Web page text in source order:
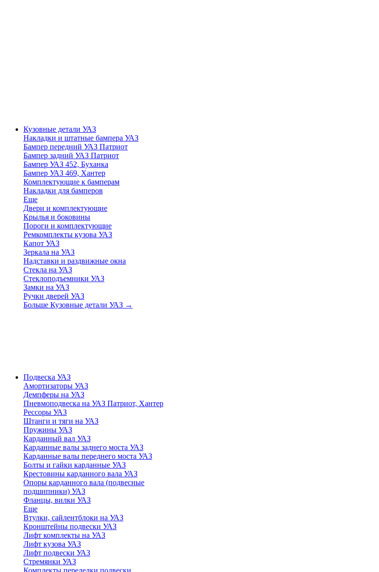
Кузовные детали УАЗ
Накладки и штатные бампера УАЗ
Бампер передний УАЗ Патриот
Бампер задний УАЗ Патриот
Бампер УАЗ 452, Буханка
Бампер УАЗ 469, Хантер
Комплектующие к бамперам
Накладки для бамперов
Еще
Двери и комплектующие
Крылья и боковины
Пороги и комплектующие
Ремкомплекты кузова УАЗ
Капот УАЗ
Зеркала на УАЗ
Надставки и раздвижные окна
Стекла на УАЗ
Стеклоподъемники УАЗ
Замки на УАЗ
Ручки дверей УАЗ
Больше Кузовные детали УАЗ →
Подвеска УАЗ
Амортизаторы УАЗ
Демпферы на УАЗ
Пневмоподвеска на УАЗ Патриот, Хантер
Рессоры УАЗ
Штанги и тяги на УАЗ
Пружины УАЗ
Карданный вал УАЗ
Карданные валы заднего моста УАЗ
Карданные валы переднего моста УАЗ
Болты и гайки карданные УАЗ
Крестовины карданного вала УАЗ
Опоры карданного вала (подвесные
подшипники) УАЗ
Фланцы, вилки УАЗ
Еще
Втулки, сайлентблоки на УАЗ
Кронштейны подвески УАЗ
Лифт комплекты на УАЗ
Лифт кузова УАЗ
Лифт подвески УАЗ
Стремянки УАЗ
Комплекты переделки подвески